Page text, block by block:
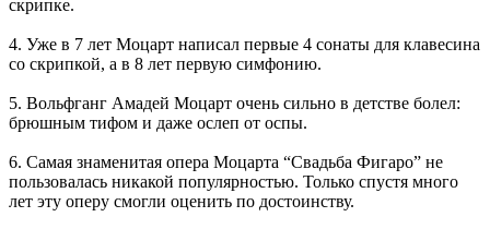
скрипке.
4. Уже в 7 лет Моцарт написал первые 4 сонаты для клавесина
со скрипкой, а в 8 лет первую симфонию.
5. Вольфганг Амадей Моцарт очень сильно в детстве болел:
брюшным тифом и даже ослеп от оспы.
6. Самая знаменитая опера Моцарта “Свадьба Фигаро” не
пользовалась никакой популярностью. Только спустя много
лет эту оперу смогли оценить по достоинству.